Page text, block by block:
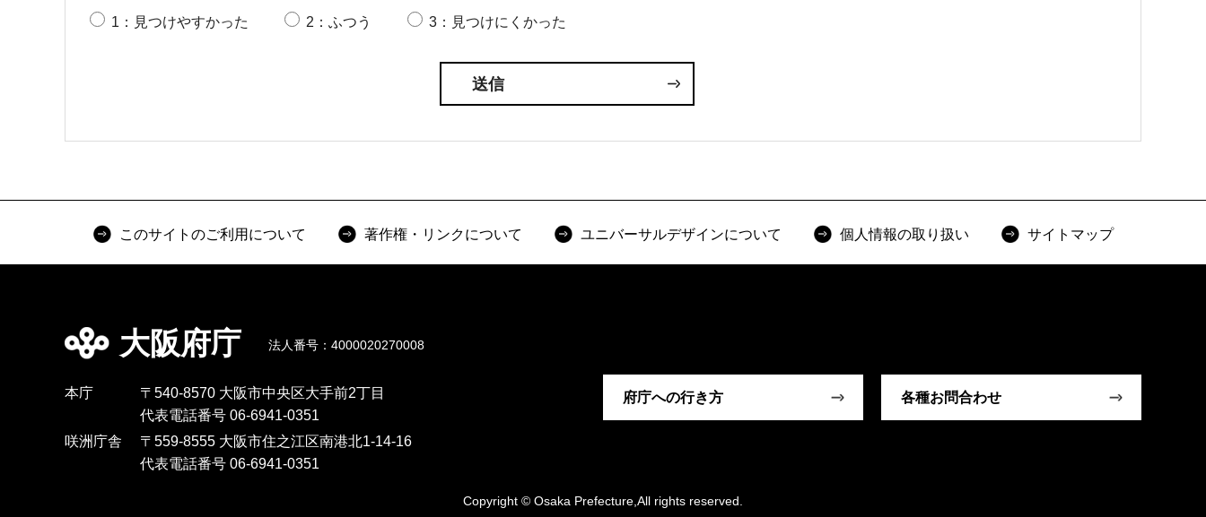
1：見つけやすかった 2：ふつう 3：見つけにくかった
このサイトのご利用について 著作権・リンクについて ユニバーサルデザインについて 個人情報の取り扱い サイトマップ
大阪府庁 法人番号：4000020270008
本庁
〒540-8570 大阪市中央区大手前2丁目
代表電話番号 06-6941-0351
咲洲庁舎
〒559-8555 大阪市住之江区南港北1-14-16
代表電話番号 06-6941-0351
府庁への行き方 各種お問合わせ
Copyright © Osaka Prefecture,All rights reserved.